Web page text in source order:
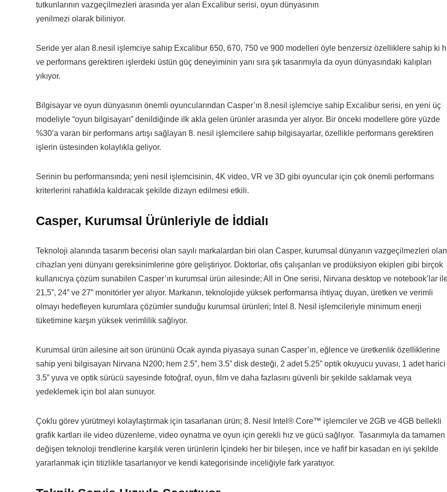
tutkunlarının vazgeçilmezleri arasında yer alan Excalibur serisi, oyun dünyasının
yenilmezi olarak biliniyor.
Seride yer alan 8.nesil işlemciye sahip Excalibur 650, 670, 750 ve 900 modelleri öyle benzersiz özelliklere sahip ki
ve performans gerektiren işlerdeki üstün güç deneyiminin yanı sıra şık tasarımıyla da oyun dünyasındaki kalıpları
yıkıyor.
Bilgisayar ve oyun dünyasının önemli oyuncularından Casper’ın 8.nesil işlemciye sahip Excalibur serisi, en yeni üç
modeliyle “oyun bilgisayarı” denildiğinde ilk akla gelen ürünler arasında yer alıyor. Bir önceki modellere göre yüzde
%30’a varan bir performans artışı sağlayan 8. nesil işlemcilere sahip bilgisayarlar, özellikle performans gerektiren
işlerin üstesinden kolaylıkla geliyor.
Serinin bu performansında; yeni nesil işlemcisinin, 4K video, VR ve 3D gibi oyuncular için çok önemli performans
kriterlerini rahatlıkla kaldıracak şekilde dizayn edilmesi etkili.
Casper, Kurumsal Ürünleriyle de İddialı
Teknoloji alanında tasarım becerisi olan sayılı markalardan biri olan Casper, kurumsal dünyanın vazgeçilmezleri olan
cihazları yeni dünyanı gereksinimlerine göre geliştiriyor. Doktorlar, ofis çalışanları ve prodüksiyon ekipleri gibi birçok
kullanıcıya çözüm sunabilen Casper’ın kurumsal ürün ailesinde; All in One serisi, Nirvana desktop ve notebook’lar
21,5”, 24” ve 27” monitörler yer alıyor. Markanın, teknolojide yüksek performansa ihtiyaç duyan, üretken ve verimli
olmayı hedefleyen kurumlara çözümler sunduğu kurumsal ürünleri; Intel 8. Nesil işlemcileriyle minimum enerji
tüketimine karşın yüksek verimlilik sağlıyor.
Kurumsal ürün ailesine ait son ürününü Ocak ayında piyasaya sunan Casper’ın, eğlence ve üretkenlik özelliklerine
sahip yeni bilgisayarı Nirvana N200; hem 2.5”, hem 3.5” disk desteği, 2 adet 5.25” optik okuyucu yuvası, 1 adet harici
3.5” yuva ve optik sürücü sayesinde fotoğraf, oyun, film ve daha fazlasını güvenli bir şekilde saklamak veya
yedeklemek için bol alan sunuyor.
Çoklu görev yürütmeyi kolaylaştırmak için tasarlanan ürün; 8. Nesil Intel® Core™ işlemciler ve 2GB ve 4GB bellekli
grafik kartları ile video düzenleme, video oynatma ve oyun için gerekli hız ve gücü sağlıyor. Tasarımıyla da tamamen
değişen teknoloji trendlerine karşılık veren ürünlerin İçindeki her bir bileşen, ince ve hafif bir kasadan en iyi şekilde
yararlanmak için titizlikle tasarlanıyor ve kendi kategorisinde inceliğiyle fark yaratıyor.